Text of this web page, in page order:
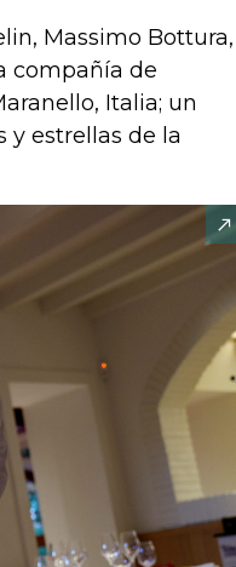
Massimo Bottura,
compañía de
Italia; un
y estrellas de la